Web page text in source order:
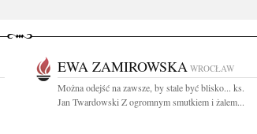
EWA ZAMIROWSKA WROCŁAW
Można odejść na zawsze, by stale być blisko... ks.
Jan Twardowski Z ogromnym smutkiem i żalem...